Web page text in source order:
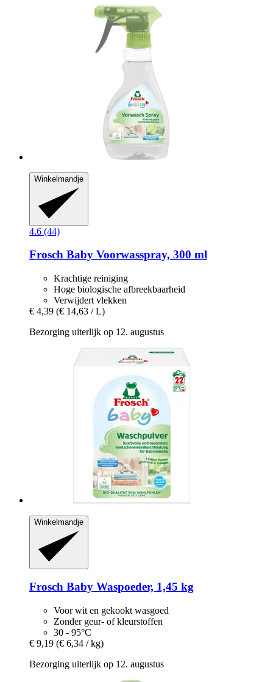
Winkelmandje
4.6 (44)
Frosch Baby Voorwasspray, 300 ml
Krachtige reiniging
Hoge biologische afbreekbaarheid
Verwijdert vlekken
€ 4,39 (€ 14,63 / L)
Bezorging uiterlijk op 12. augustus
Winkelmandje
Frosch Baby Waspoeder, 1,45 kg
Voor wit en gekookt wasgoed
Zonder geur- of kleurstoffen
30 - 95°C
€ 9,19 (€ 6,34 / kg)
Bezorging uiterlijk op 12. augustus